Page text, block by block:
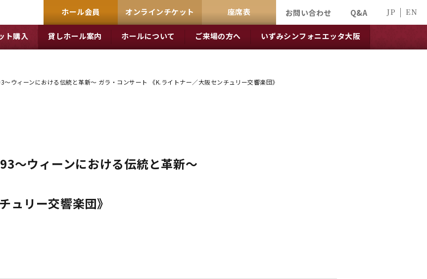
ホール会員 オンラインチケット 座席表 お問い合わせ Q&A JP EN
ト購入 貸しホール案内 ホールについて ご来場の方へ いずみシンフォニエッタ大阪
～ウィーンにおける伝統と革新～ ガラ・コンサート 《K.ライトナー／大阪センチュリー交響楽団》
～ウィーンにおける伝統と革新～
ュリー交響楽団》